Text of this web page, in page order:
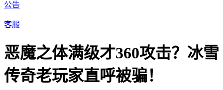
公告
客服
恶魔之体满级才360攻击？冰雪
传奇老玩家直呼被骗！